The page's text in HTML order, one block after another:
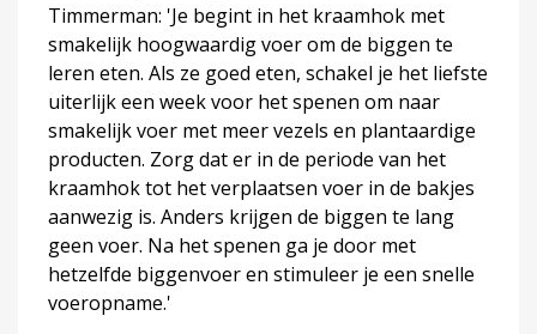
Timmerman: 'Je begint in het kraamhok met
smakelijk hoogwaardig voer om de biggen te
leren eten. Als ze goed eten, schakel je het liefste
uiterlijk een week voor het spenen om naar
smakelijk voer met meer vezels en plantaardige
producten. Zorg dat er in de periode van het
kraamhok tot het verplaatsen voer in de bakjes
aanwezig is. Anders krijgen de biggen te lang
geen voer. Na het spenen ga je door met
hetzelfde biggenvoer en stimuleer je een snelle
voeropname.'